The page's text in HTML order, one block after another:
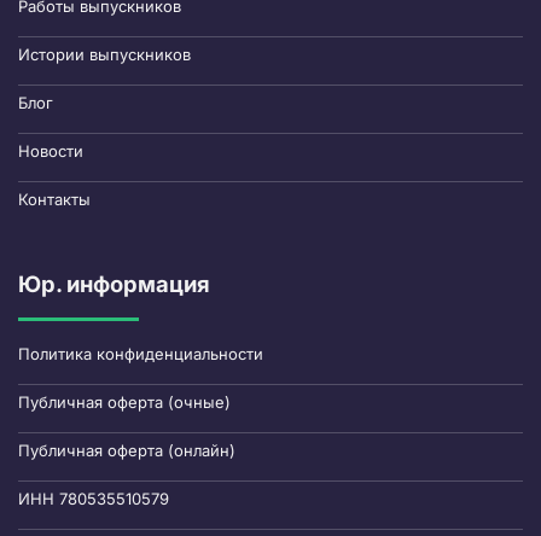
Работы выпускников
Истории выпускников
Блог
Новости
Контакты
Юр. информация
Политика конфиденциальности
Публичная оферта (очные)
Публичная оферта (онлайн)
ИНН 780535510579